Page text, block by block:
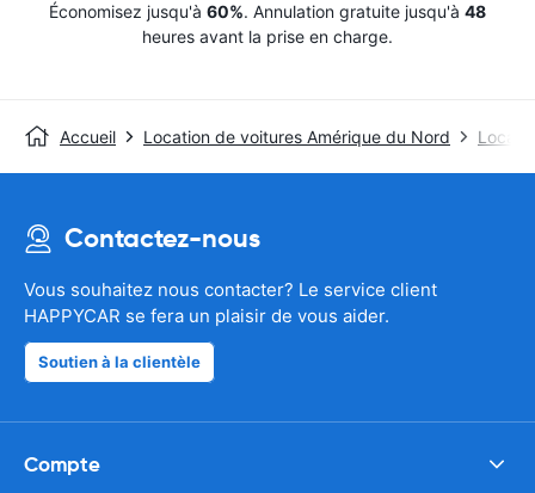
Économisez jusqu'à 60%. Annulation gratuite jusqu'à 48
heures avant la prise en charge.
Accueil Location de voitures Amérique du Nord
Contactez-nous
Vous souhaitez nous contacter? Le service client
HAPPYCAR se fera un plaisir de vous aider.
Soutien à la clientèle
Compte